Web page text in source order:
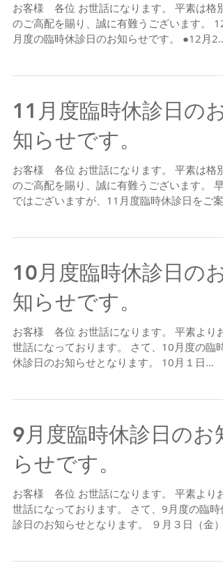
お客様 各位 お世話になります。 平素は格別
のご高配を賜り、誠に有難うございます。 12
月度の臨時休診日のお知らせです。 ●12月2日
11月度臨時休診日のお
知らせです。
お客様 各位 お世話になります。 平素は格別
のご高配を賜り、誠に有難うございます。 早
ではございますが、11月度臨時休診日をご案
10月度臨時休診日のお
知らせです。
お客様 各位 お世話になります。 平素よりお
世話になっております。 さて、10月度の臨時
休診日のお知らせとなります。 10月１日
9月度臨時休診日のお知
らせです。
お客様 各位 お世話になります。 平素よりお
世話になっております。 さて、9月度の臨時休
診日のお知らせとなります。 ９月３日（金